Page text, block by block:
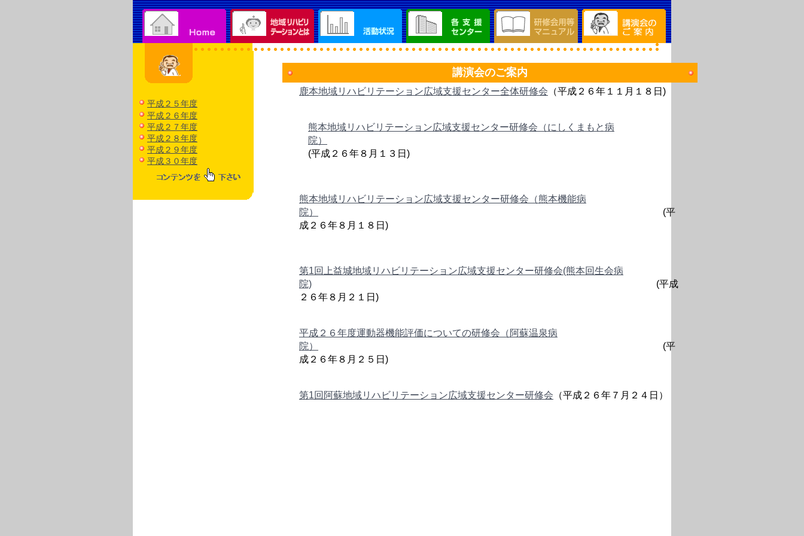
平成２５年度
平成２６年度
平成２７年度
平成２８年度
平成２９年度
平成３０年度
講演会のご案内
鹿本地域リハビリテーション広域支援センター全体研修会 （平成２６年１１月１８日)
熊本地域リハビリテーション広域支援センター研修会（にしくまもと病
院）
(平成２６年８月１３日)
熊本地域リハビリテーション広域支援センター研修会（熊本機能病
院）
(平
成２６年８月１８日)
第1回上益城地域リハビリテーション広域支援センター研修会(熊本回生会病
院) (平成
２６年８月２１日)
平成２６年度運動器機能評価についての研修会（阿蘇温泉病
院）
(平
成２６年８月２５日)
第1回阿蘇地域リハビリテーション広域支援センター研修会 （平成２６年７月２４日）